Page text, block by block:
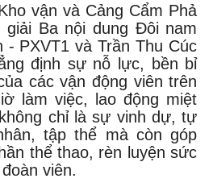
vận và Cảng Cẩm Phả
giải Ba nội dung Đôi nam
- PXVT1 và Trần Thu Cúc
định sự nỗ lực, bền bỉ
các vận động viên trên
làm việc, lao động miệt
chỉ là sự vinh dự, tự
tập thể mà còn góp
thể thao, rèn luyện sức
viên.